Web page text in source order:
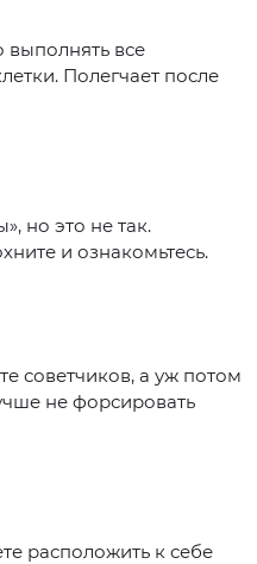
выполнять все
Полегчает после
но это не так.
и ознакомьтесь.
советчиков, а уж потом
не форсировать
расположить к себе